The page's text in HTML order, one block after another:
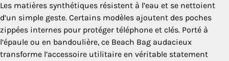
Les matières synthétiques résistent à l’eau et se nettoient
d’un simple geste. Certains modèles ajoutent des poches
zippées internes pour protéger téléphone et clés. Porté à
l’épaule ou en bandoulière, ce Beach Bag audacieux
transforme l’accessoire utilitaire en véritable statement